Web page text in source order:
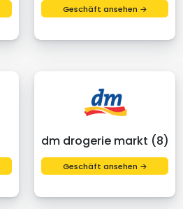
Geschäft ansehen →
dm drogerie markt (8)
Geschäft ansehen →